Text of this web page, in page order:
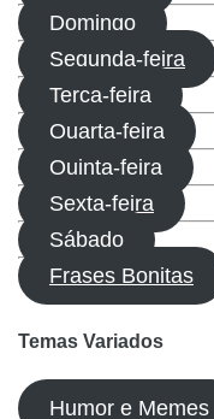
Domingo
Segunda-feira
Terça-feira
Quarta-feira
Quinta-feira
Sexta-feira
Sábado
Frases Bonitas
Temas Variados
Humor e Memes